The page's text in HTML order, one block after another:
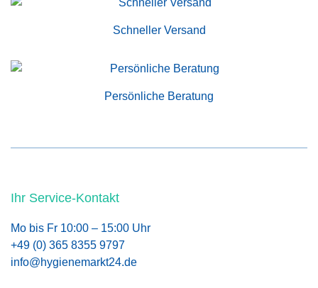
Schneller Versand
Persönliche Beratung
Ihr Service-Kontakt
Mo bis Fr 10:00 – 15:00 Uhr
+49 (0) 365 8355 9797
info@hygienemarkt24.de